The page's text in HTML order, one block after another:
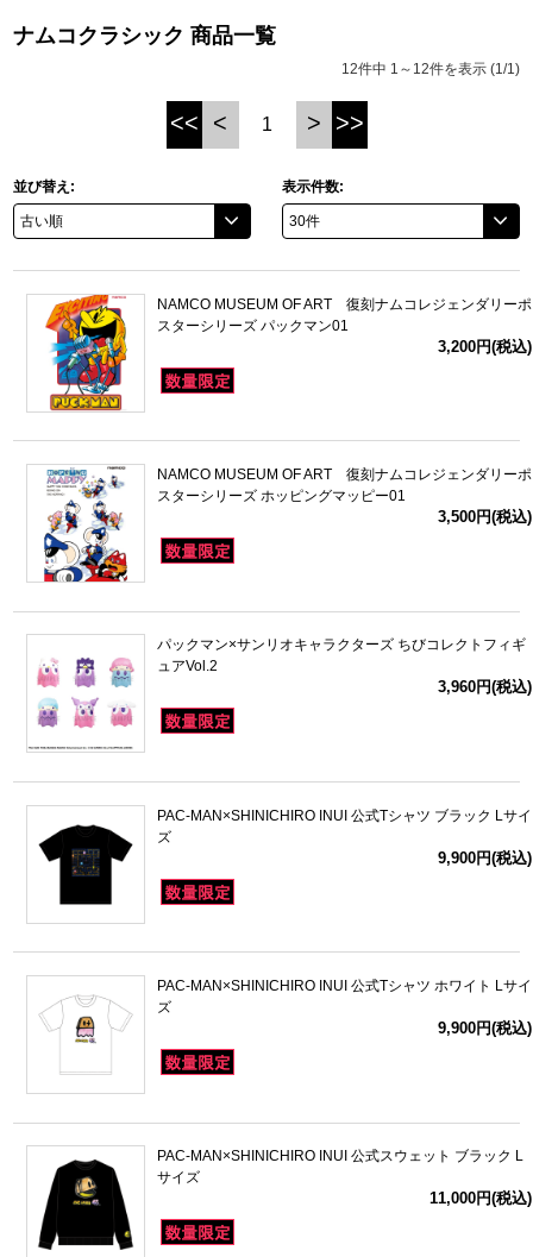
ナムコクラシック
ドラゴンボール
ラブライブ！
ラブライブ！サンシャイン‼
ラブライブ！スーパースター!!
アイドリッシュセブン
モフモフパレード
ナムコクラシック 商品一覧
12件中 1～12件を表示 (1/1)
<< < 1 > >>
並び替え: 表示件数:
NAMCO MUSEUM OF ART 復刻ナムコレジェンダリーポ
スターシリーズ パックマン01
3,200円(税込)
NAMCO MUSEUM OF ART 復刻ナムコレジェンダリーポ
スターシリーズ ホッピングマッピー01
3,500円(税込)
パックマン×サンリオキャラクターズ ちびコレクトフィギ
ュアVol.2
3,960円(税込)
PAC-MAN×SHINICHIRO INUI 公式Tシャツ ブラック Lサイ
ズ
9,900円(税込)
PAC-MAN×SHINICHIRO INUI 公式Tシャツ ホワイト Lサイ
ズ
9,900円(税込)
PAC-MAN×SHINICHIRO INUI 公式スウェット ブラック L
サイズ
11,000円(税込)